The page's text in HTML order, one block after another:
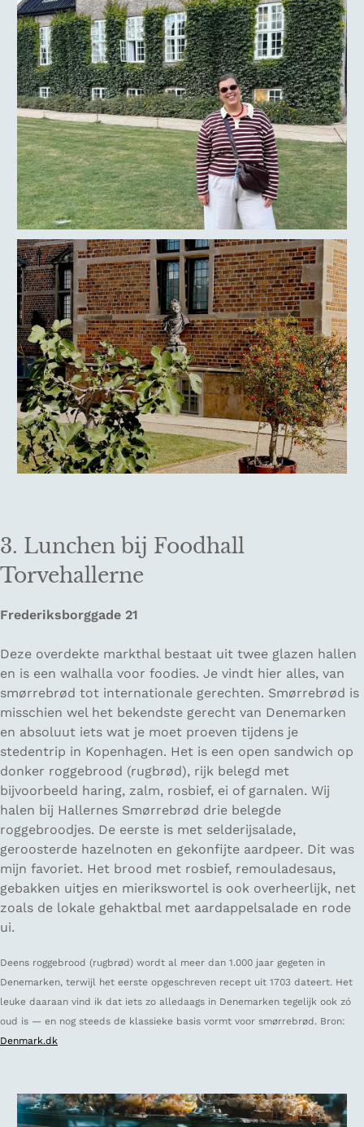
3. Lunchen bij Foodhall
Torvehallerne
Frederiksborggade 21
Deze overdekte markthal bestaat uit twee glazen hallen
en is een walhalla voor foodies. Je vindt hier alles, van
smørrebrød tot internationale gerechten. Smørrebrød is
misschien wel het bekendste gerecht van Denemarken
en absoluut iets wat je moet proeven tijdens je
stedentrip in Kopenhagen. Het is een open sandwich op
donker roggebrood (rugbrød), rijk belegd met
bijvoorbeeld haring, zalm, rosbief, ei of garnalen. Wij
halen bij Hallernes Smørrebrød drie belegde
roggebroodjes. De eerste is met selderijsalade,
geroosterde hazelnoten en gekonfijte aardpeer. Dit was
mijn favoriet. Het brood met rosbief, remouladesaus,
gebakken uitjes en mierikswortel is ook overheerlijk, net
zoals de lokale gehaktbal met aardappelsalade en rode
ui.
Deens roggebrood (rugbrød) wordt al meer dan 1.000 jaar gegeten in
Denemarken, terwijl het eerste opgeschreven recept uit 1703 dateert. Het
leuke daaraan vind ik dat iets zo alledaags in Denemarken tegelijk ook zó
oud is — en nog steeds de klassieke basis vormt voor smørrebrød. Bron:
Denmark.dk